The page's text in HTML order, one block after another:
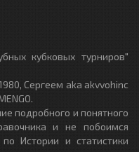
кубковых турниров"
Сергеем aka akvvohinc
подробного и понятного
и не побоимся
Истории и статистики